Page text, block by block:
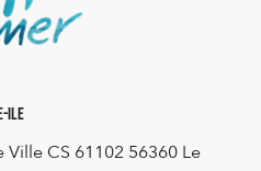
Ile
CS 61102 56360 Le